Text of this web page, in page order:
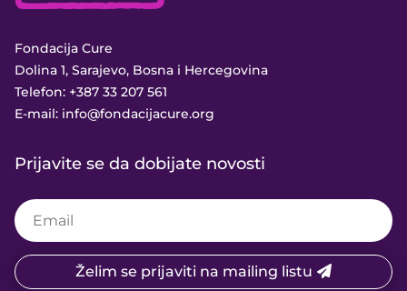
Fondacija Cure
Dolina 1, Sarajevo, Bosna i Hercegovina
Telefon: +387 33 207 561
E-mail: info@fondacijacure.org
Prijavite se da dobijate novosti
Želim se prijaviti na mailing listu